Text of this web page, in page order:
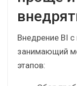
Почему